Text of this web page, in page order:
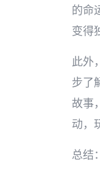
的命
变得
此外
步了
故事
动，
总结：